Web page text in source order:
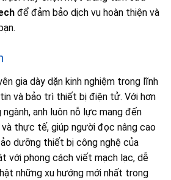
để đảm bảo dịch vụ hoàn thiện và
gia dày dặn kinh nghiệm trong lĩnh
và bảo trì thiết bị điện tử. Với hơn
anh luôn nỗ lực mang đến
thực tế, giúp người đọc nâng cao
dưỡng thiết bị công nghệ của
với phong cách viết mạch lạc, dễ
những xu hướng mới nhất trong